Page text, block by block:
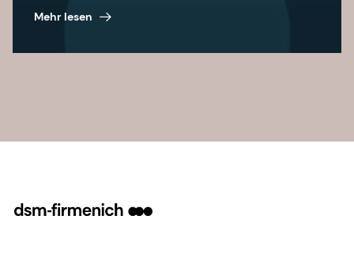
articles of association and the
documents.
Mehr lesen